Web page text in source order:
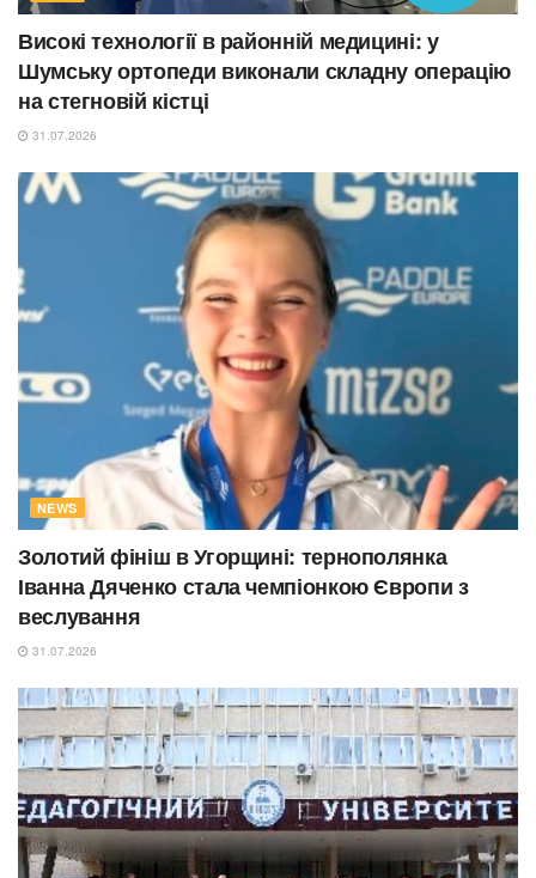
Високі технології в районній медицині: у
Шумську ортопеди виконали складну операцію
на стегновій кістці
31.07.2026
NEWS
Золотий фініш в Угорщині: тернополянка
Іванна Дяченко стала чемпіонкою Європи з
веслування
31.07.2026